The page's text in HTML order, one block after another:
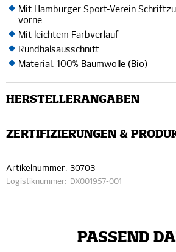
Mit Hamburger Sport-Verein
vorne
Mit leichtem Farbverlauf
Rundhalsausschnitt
Material: 100% Baumwolle (Bio)
HERSTELLERANGABEN
ZERTIFIZIERUNGEN &
Artikelnummer: 30703
Logistiknummer: DX001957-001
PASSEND